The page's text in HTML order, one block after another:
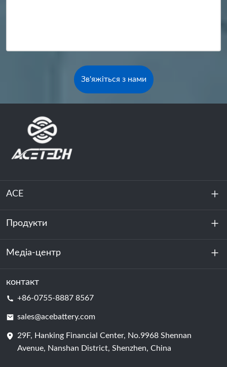
Зв'яжіться з нами
ACE
Про нас
Стійкість
Продукти
Зберігання енергії
Центр обробки даних та серверна кімната
Елемент батареї
Медіа-центр
Новини
контакт
+86-0755-8887 8567
sales@acebattery.com
29F, Hanking Financial Center, No.9968 Shennan
Avenue, Nanshan District, Shenzhen, China